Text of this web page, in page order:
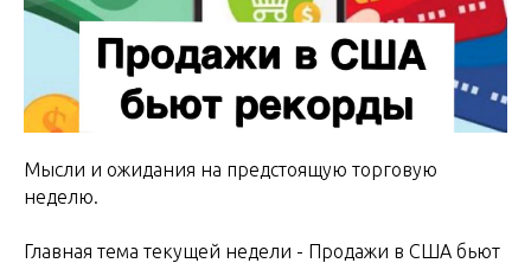
Мысли и ожидания на предстоящую торговую
неделю.
Главная тема текущей недели - Продажи в США бьют